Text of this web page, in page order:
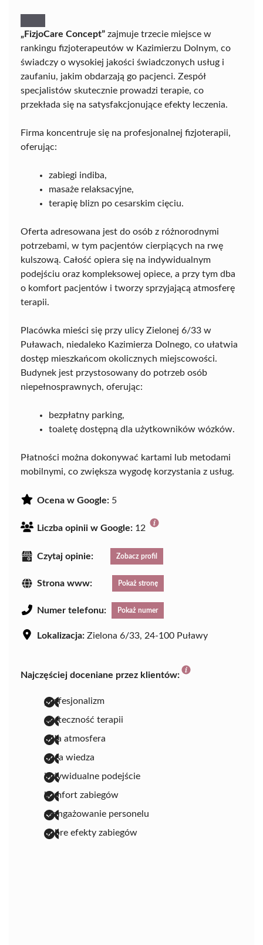
„FizjoCare Concept” zajmuje trzecie miejsce w
rankingu fizjoterapeutów w Kazimierzu Dolnym, co
świadczy o wysokiej jakości świadczonych usług i
zaufaniu, jakim obdarzają go pacjenci. Zespół
specjalistów skutecznie prowadzi terapie, co
przekłada się na satysfakcjonujące efekty leczenia.
Firma koncentruje się na profesjonalnej fizjoterapii,
oferując:
zabiegi indiba,
masaże relaksacyjne,
terapię blizn po cesarskim cięciu.
Oferta adresowana jest do osób z różnorodnymi
potrzebami, w tym pacjentów cierpiących na rwę
kulszową. Całość opiera się na indywidualnym
podejściu oraz kompleksowej opiece, a przy tym dba
o komfort pacjentów i tworzy sprzyjającą atmosferę
terapii.
Placówka mieści się przy ulicy Zielonej 6/33 w
Puławach, niedaleko Kazimierza Dolnego, co ułatwia
dostęp mieszkańcom okolicznych miejscowości.
Budynek jest przystosowany do potrzeb osób
niepełnosprawnych, oferując:
bezpłatny parking,
toaletę dostępną dla użytkowników wózków.
Płatności można dokonywać kartami lub metodami
mobilnymi, co zwiększa wygodę korzystania z usług.
Ocena w Google: 5
Liczba opinii w Google: 12
Czytaj opinie: Zobacz profil
Strona www: Pokaż stronę
Numer telefonu: Pokaż numer
Lokalizacja: Zielona 6/33, 24-100 Puławy
Najczęściej doceniane przez klientów:
profesjonalizm
skuteczność terapii
miła atmosfera
duża wiedza
indywidualne podejście
komfort zabiegów
zaangażowanie personelu
dobre efekty zabiegów